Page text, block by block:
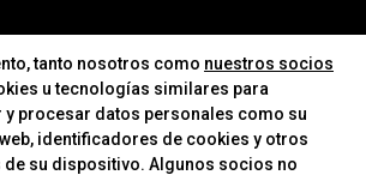
tanto nosotros como nuestros socios
u tecnologías similares para
y procesar datos personales como su
identificadores de cookies y otros
su dispositivo. Algunos socios no